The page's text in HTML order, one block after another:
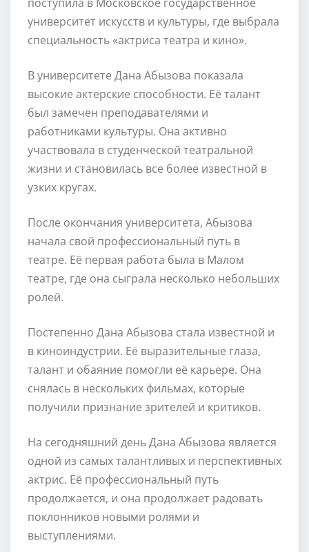
университет искусств и культуры, где выбрала
специальность «актриса театра и кино».
В университете Дана Абызова показала
высокие актерские способности. Её талант
был замечен преподавателями и
работниками культуры. Она активно
участвовала в студенческой театральной
жизни и становилась все более известной в
узких кругах.
После окончания университета, Абызова
начала свой профессиональный путь в
театре. Её первая работа была в Малом
театре, где она сыграла несколько небольших
ролей.
Постепенно Дана Абызова стала известной и
в киноиндустрии. Её выразительные глаза,
талант и обаяние помогли её карьере. Она
снялась в нескольких фильмах, которые
получили признание зрителей и критиков.
На сегодняшний день Дана Абызова является
одной из самых талантливых и перспективных
актрис. Её профессиональный путь
продолжается, и она продолжает радовать
поклонников новыми ролями и
выступлениями.